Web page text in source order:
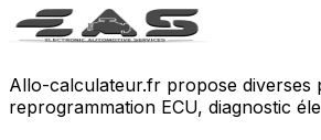
Allo-calculateur.fr propose diverses
reprogrammation ECU, diagnostic